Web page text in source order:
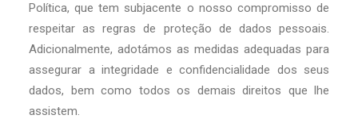
Política, que tem subjacente o nosso compromisso de
respeitar as regras de proteção de dados pessoais.
Adicionalmente, adotámos as medidas adequadas para
assegurar a integridade e confidencialidade dos seus
dados, bem como todos os demais direitos que lhe
assistem.